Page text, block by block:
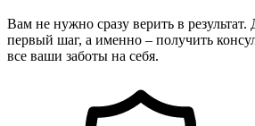
Вам не нужно сразу верить в результат.
первый шаг, а именно – получить
все ваши заботы на себя.